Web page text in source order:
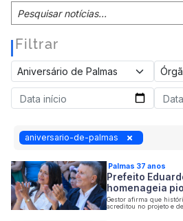
Filtrar
aniversario-de-palmas
Palmas 37 anos
Prefeito
homenageia
Gestor afirma que
acreditou no projeto e